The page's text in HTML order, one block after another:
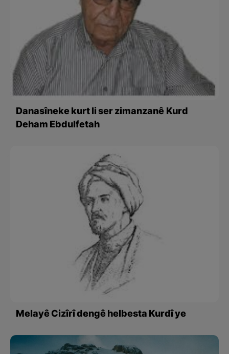
Danasîneke kurt li ser zimanzanê Kurd
Deham Ebdulfetah
Melayê Cizîrî dengê helbesta Kurdî ye